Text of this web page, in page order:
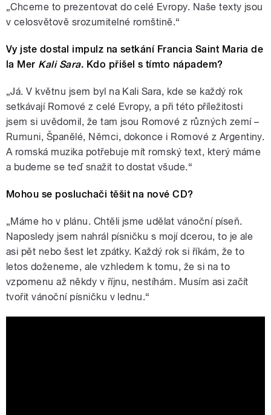
„Chceme to prezentovat do celé Evropy. Naše texty jsou
v celosvětově srozumitelné romštině.“
Vy jste dostal impulz na setkání Francia Saint Maria de
la Mer Kali Sara. Kdo přišel s tímto nápadem?
„Já. V květnu jsem byl na Kali Sara, kde se každý rok
setkávají Romové z celé Evropy, a při této příležitosti
jsem si uvědomil, že tam jsou Romové z různých zemí –
Rumuni, Španělé, Němci, dokonce i Romové z Argentiny.
A romská muzika potřebuje mít romský text, který máme
a budeme se teď snažit to dostat všude.“
Mohou se posluchači těšit na nové CD?
„Máme ho v plánu. Chtěli jsme udělat vánoční píseň.
Naposledy jsem nahrál písničku s mojí dcerou, to je ale
asi pět nebo šest let zpátky. Každý rok si říkám, že to
letos doženeme, ale vzhledem k tomu, že si na to
vzpomenu až někdy v říjnu, nestíhám. Musím asi začít
tvořit vánoční písničku v lednu.“